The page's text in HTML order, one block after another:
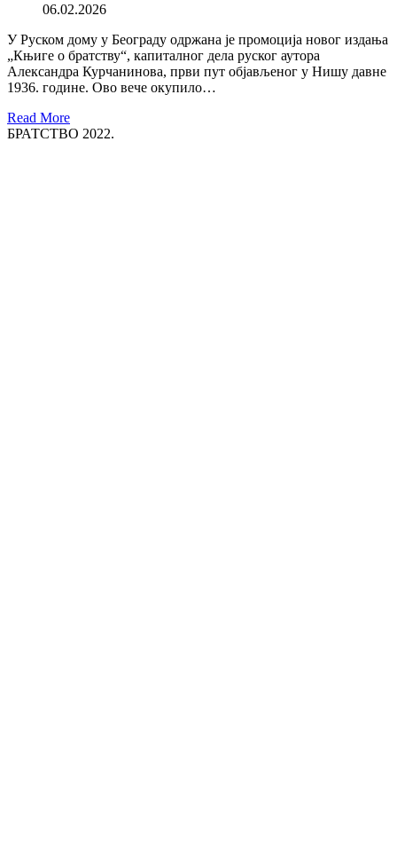
06.02.2026
У Руском дому у Београду одржана је промоција новог издања
„Књиге о братству“, капиталног дела руског аутора
Александра Курчанинова, први пут објављеног у Нишу давне
1936. године. Ово вече окупило…
Read More
БРАТСТВО 2022.